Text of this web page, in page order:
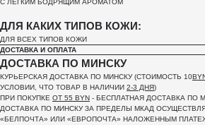
С ЛЕГКИМ БОДРЯЩИМ АРОМАТОМ
ДЛЯ КАКИХ ТИПОВ КОЖИ:
ДЛЯ ВСЕХ ТИПОВ КОЖИ
ДОСТАВКА И ОПЛАТА
ДОСТАВКА ПО МИНСКУ
КУРЬЕРСКАЯ ДОСТАВКА ПО МИНСКУ (СТОИМОСТЬ 10
УСЛОВИИ, ЧТО ТОВАР В НАЛИЧИИ 2-3 ДНЯ)
ПРИ ПОКУПКЕ ОТ 55 BYN - БЕСПЛАТНАЯ ДОСТАВКА ПО
ДОСТАВКА ПО МИНСКУ ЗА ПРЕДЕЛЫ МКАД
«БЕЛПОЧТА» ИЛИ «ЕВРОПОЧТА» НАЛОЖЕННЫМ